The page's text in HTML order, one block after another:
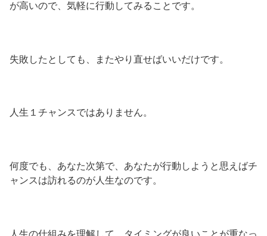
が高いので、気軽に行動してみることです。
失敗したとしても、またやり直せばいいだけです。
人生１チャンスではありません。
何度でも、あなた次第で、あなたが行動しようと思えばチ
ャンスは訪れるのが人生なのです。
人生の仕組みを理解して、タイミングが良いことが重なっ